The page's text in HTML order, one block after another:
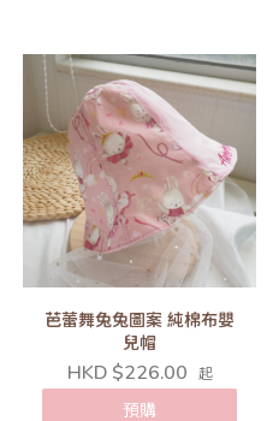
芭蕾舞兔兔圖案 純棉布嬰
兒帽
HKD $226.00 起
預購